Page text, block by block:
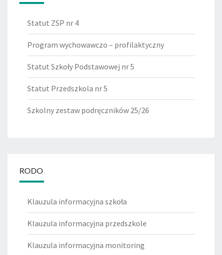
Statut ZSP nr 4
Program wychowawczo – profilaktyczny
Statut Szkoły Podstawowej nr 5
Statut Przedszkola nr 5
Szkolny zestaw podręczników 25/26
RODO
Klauzula informacyjna szkoła
Klauzula informacyjna przedszkole
Klauzula informacyjna monitoring